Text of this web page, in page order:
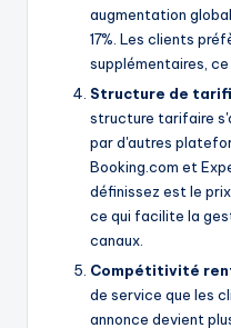
augmentation
17%. Les clients
supplémentaires,
Structure de
structure tarifaire
par d'autres
Booking.com et
définissez est le
ce qui facilite la
canaux.
Compétitivité
de service que les
annonce devient